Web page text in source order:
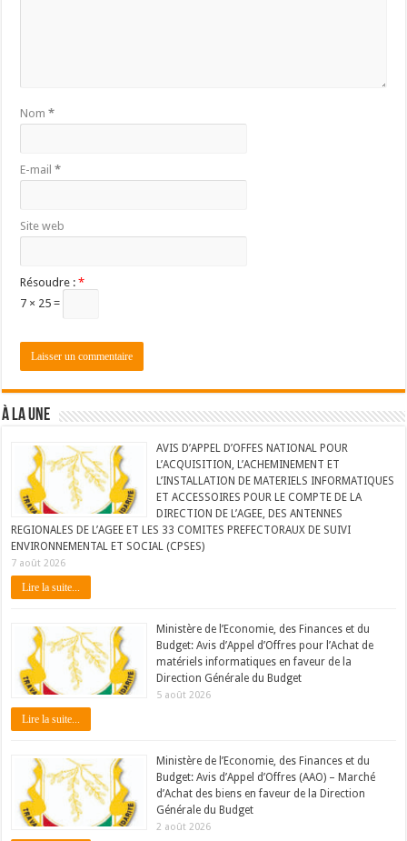
Nom*
E-mail*
Site web
Résoudre :*
7 × 25 =
À LA UNE
AVIS D’APPEL D’OFFES NATIONAL POUR
L’ACQUISITION, L’ACHEMINEMENT ET
L’INSTALLATION DE MATERIELS INFORMATIQUES
ET ACCESSOIRES POUR LE COMPTE DE LA
DIRECTION DE L’AGEE, DES ANTENNES
REGIONALES DE L’AGEE ET LES 33 COMITES PREFECTORAUX DE SUIVI
ENVIRONNEMENTAL ET SOCIAL (CPSES)
7 août 2026
Lire la suite...
Ministère de l’Economie, des Finances et du
Budget: Avis d’Appel d’Offres pour l’Achat de
matériels informatiques en faveur de la
Direction Générale du Budget
5 août 2026
Lire la suite...
Ministère de l’Economie, des Finances et du
Budget: Avis d’Appel d’Offres (AAO) – Marché
d’Achat des biens en faveur de la Direction
Générale du Budget
2 août 2026